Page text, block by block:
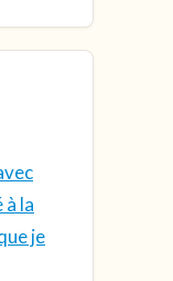
à la
je